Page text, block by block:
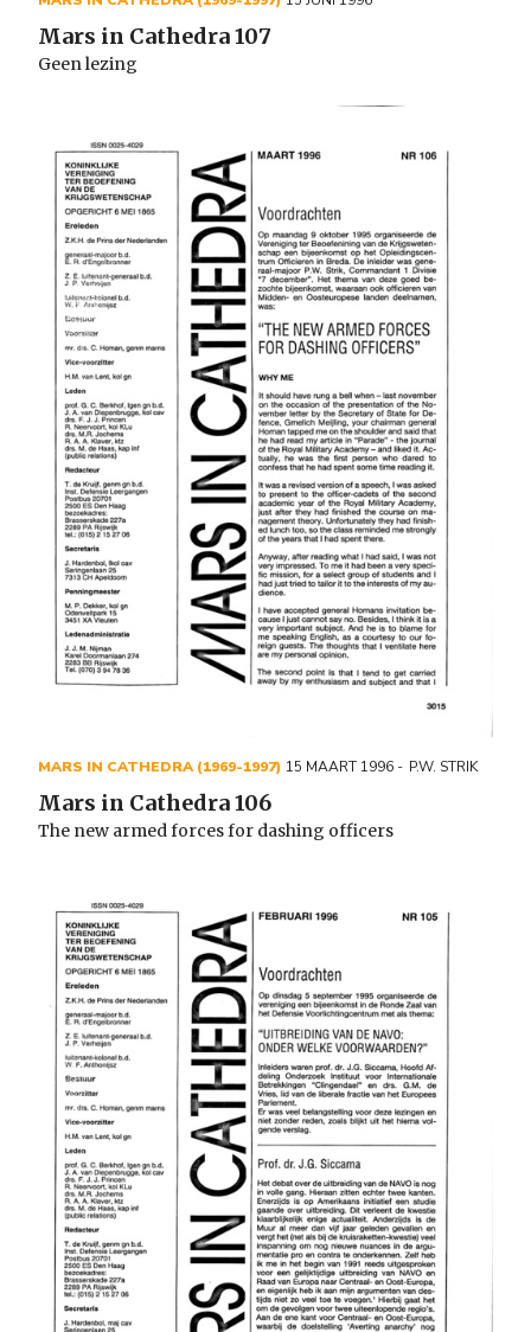
Mars in Cathedra 107
Geen lezing
MARS IN CATHEDRA (1969-1997) 15 MAART 1996 P.W. STRIK
Mars in Cathedra 106
The new armed forces for dashing officers